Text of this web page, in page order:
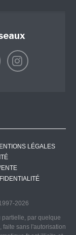
LÉGALES
2026
par quelque
faite sans l'autorisation